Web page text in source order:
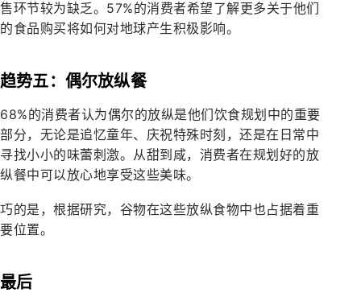
售环节较为缺乏。57%的消费者希望了解更多关于他们
的食品购买将如何对地球产生积极影响。
趋势五：偶尔放纵餐
68%的消费者认为偶尔的放纵是他们饮食规划中的重要
部分，无论是追忆童年、庆祝特殊时刻，还是在日常中
寻找小小的味蕾刺激。从甜到咸，消费者在规划好的放
纵餐中可以放心地享受这些美味。
巧的是，根据研究，谷物在这些放纵食物中也占据着重
要位置。
最后